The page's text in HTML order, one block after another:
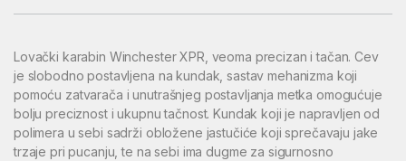
Lovački karabin Winchester XPR, veoma precizan i tačan. Cev
je slobodno postavljena na kundak, sastav mehanizma koji
pomoću zatvarača i unutrašnjeg postavljanja metka omogućuje
bolju preciznost i ukupnu tačnost. Kundak koji je napravljen od
polimera u sebi sadrži obložene jastučiće koji sprečavaju jake
trzaje pri pucanju, te na sebi ima dugme za sigurnosno